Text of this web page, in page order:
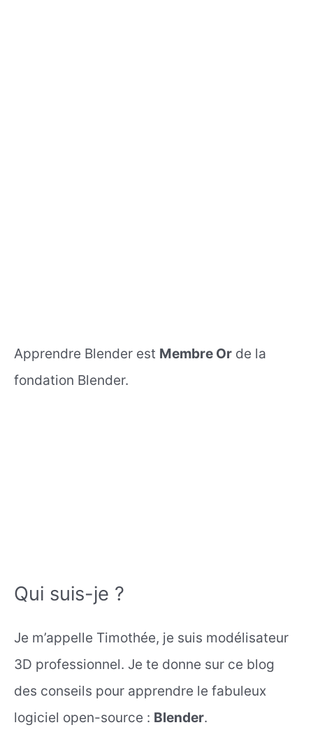
Apprendre Blender est Membre Or de la
fondation Blender.
Qui suis-je ?
Je m’appelle Timothée, je suis modélisateur
3D professionnel. Je te donne sur ce blog
des conseils pour apprendre le fabuleux
logiciel open-source : Blender.